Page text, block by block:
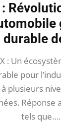
X : Un
pour
plusieurs
Réponse
tels que….